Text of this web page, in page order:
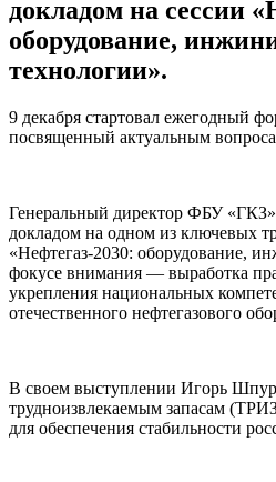
докладом на сессии
оборудование,
технологии».
9 декабря стартовал ежегодный
посвященный актуальным
Генеральный директор ФБУ
докладом на одном из ключевых
«Нефтегаз-2030: оборудование,
фокусе внимания — выработка
укрепления национальных
отечественного нефтегазового
В своем выступлении Игорь
трудноизвлекаемым запасам
для обеспечения стабильности